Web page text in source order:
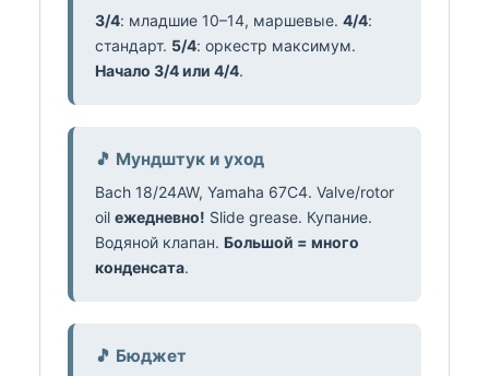
3/4: младшие 10–14, маршевые. 4/4:
стандарт. 5/4: оркестр максимум.
Начало 3/4 или 4/4.
🎵 Мундштук и уход
Bach 18/24AW, Yamaha 67C4. Valve/rotor
oil ежедневно! Slide grease. Купание.
Водяной клапан. Большой = много
конденсата.
🎵 Бюджет